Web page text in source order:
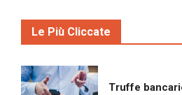
Le Più Cliccate
Truffe